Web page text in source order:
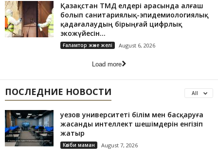
Қазақстан ТМД елдері арасында алғаш
болып санитариялық-эпидемиологиялық
қадағалаудың бірыңғай цифрлық
экожүйесін...
Ғаламтор және желі August 6, 2026
Load more
ПОСЛЕДНИЕ НОВОСТИ All
Әуезов университеті білім мен басқаруға
жасанды интеллект шешімдерін енгізіп
жатыр
Кәсіби маман August 7, 2026